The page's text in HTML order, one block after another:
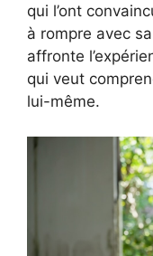
qui l’ont
à rompre avec
affronte
qui veut
lui-même.